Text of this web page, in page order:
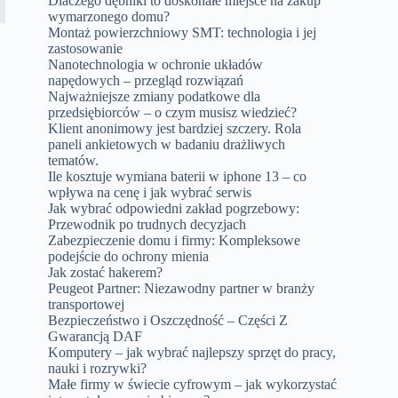
wymarzonego domu?
Montaż powierzchniowy SMT: technologia i jej
zastosowanie
Nanotechnologia w ochronie układów
napędowych – przegląd rozwiązań
Najważniejsze zmiany podatkowe dla
przedsiębiorców – o czym musisz wiedzieć?
Klient anonimowy jest bardziej szczery. Rola
paneli ankietowych w badaniu drażliwych
tematów.
Ile kosztuje wymiana baterii w iphone 13 – co
wpływa na cenę i jak wybrać serwis
Jak wybrać odpowiedni zakład pogrzebowy:
Przewodnik po trudnych decyzjach
Zabezpieczenie domu i firmy: Kompleksowe
podejście do ochrony mienia
Jak zostać hakerem?
Peugeot Partner: Niezawodny partner w branży
transportowej
Bezpieczeństwo i Oszczędność – Części Z
Gwarancją DAF
Komputery – jak wybrać najlepszy sprzęt do pracy,
nauki i rozrywki?
Małe firmy w świecie cyfrowym – jak wykorzystać